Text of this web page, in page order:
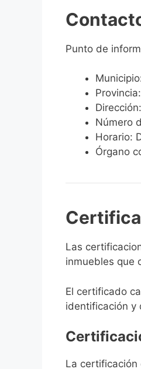
Punto de
Número
Horario:
Órgano
Las
inmuebles que
El certificado
identificación y
La